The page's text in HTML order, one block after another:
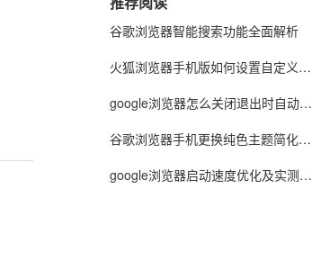
谷歌浏览器智能搜索功能全面解析
火狐浏览器手机版如何设置自定义主页快捷访问
google浏览器怎么关闭退出时自动清理所有记录
谷歌浏览器手机更换纯色主题简化界面减少视觉干扰
google浏览器启动速度优化及实测操作步骤详解